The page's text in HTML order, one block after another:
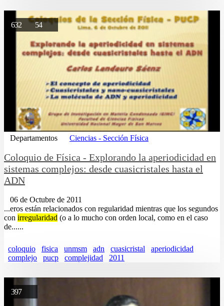
632 54
Departamentos Ciencias - Sección Física
Coloquio de Física - Explorando la aperiodicidad en
sistemas complejos: desde cuasicristales hasta el
ADN
06 de Octubre de 2011
...eros están relacionados con regularidad mientras que los segundos
con irregularidad (o a lo mucho con orden local, como en el caso
de......
coloquio fisica unmsm adn cuasicristal
aperiodicidad
complejo
pucp complejidad 2011
397